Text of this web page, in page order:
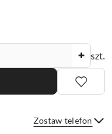
szt.
Zostaw telefon